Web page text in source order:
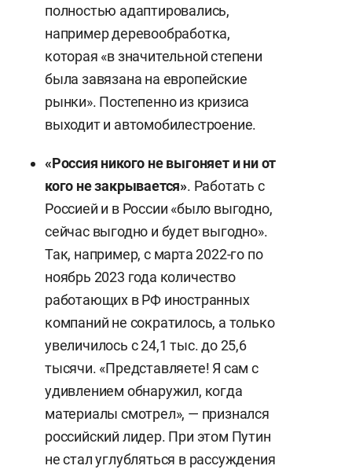
полностью адаптировались,
например деревообработка,
которая «в значительной степени
была завязана на европейские
рынки». Постепенно из кризиса
выходит и автомобилестроение.
«Россия никого не выгоняет и ни от
кого не закрывается». Работать с
Россией и в России «было выгодно,
сейчас выгодно и будет выгодно».
Так, например, с марта 2022-го по
ноябрь 2023 года количество
работающих в РФ иностранных
компаний не сократилось, а только
увеличилось с 24,1 тыс. до 25,6
тысячи. «Представляете! Я сам с
удивлением обнаружил, когда
материалы смотрел», — признался
российский лидер. При этом Путин
не стал углубляться в рассуждения